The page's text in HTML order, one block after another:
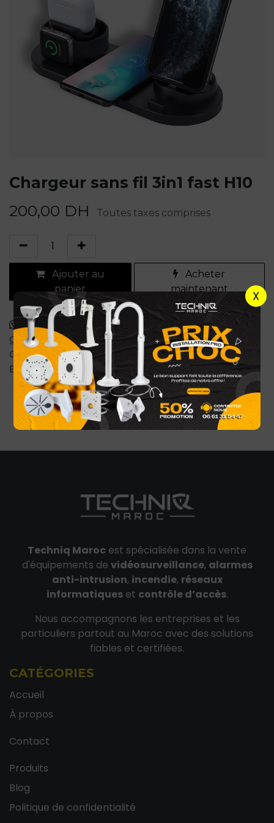
X
Chargeur sans fil 3in1 fast H10
200,00 DH Toutes taxes comprises
Ajouter au
panier
Acheter
maintenant
Commander via WhatsApp
Conditions générales
Garantie satisfait ou remboursé de 7 jours
Expédition : 2-4 jours ouvrables
Techniq Maroc est spécialisée dans la vente
d'équipements de vidéosurveillance, alarmes
anti-intrusion, incendie, réseaux
informatiqueset contrôle d’accès.
Nous accompagnons les entreprises et les
particuliers partout au Maroc avec des solutions
fiables et certifiées.
CATÉGORIES
Accueil
À propos
Contact
Produits
Blog
Politique de confidentialité